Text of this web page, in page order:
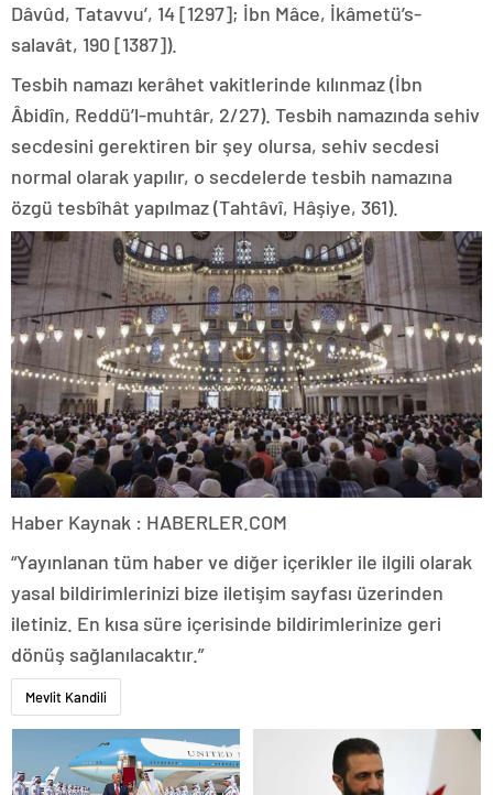
Dâvûd, Tatavvu’, 14 [1297]; İbn Mâce, İkâmetü’s-
salavât, 190 [1387]).
Tesbih namazı kerâhet vakitlerinde kılınmaz (İbn
Âbidîn, Reddü’l-muhtâr, 2/27). Tesbih namazında sehiv
secdesini gerektiren bir şey olursa, sehiv secdesi
normal olarak yapılır, o secdelerde tesbih namazına
özgü tesbîhât yapılmaz (Tahtâvî, Hâşiye, 361).
Haber Kaynak : HABERLER.COM
“Yayınlanan tüm haber ve diğer içerikler ile ilgili olarak
yasal bildirimlerinizi bize iletişim sayfası üzerinden
iletiniz. En kısa süre içerisinde bildirimlerinize geri
dönüş sağlanılacaktır.”
Mevlit Kandili